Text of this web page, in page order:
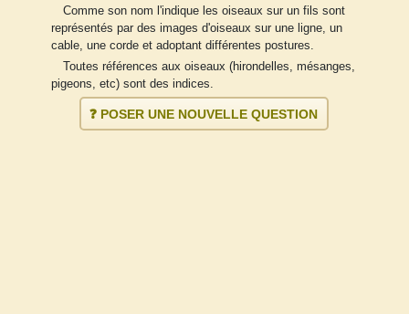
Comme son nom l'indique les oiseaux sur un fils sont
représentés par des images d'oiseaux sur une ligne, un
cable, une corde et adoptant différentes postures.
Toutes références aux oiseaux (hirondelles, mésanges,
pigeons, etc) sont des indices.
❓ POSER UNE NOUVELLE QUESTION